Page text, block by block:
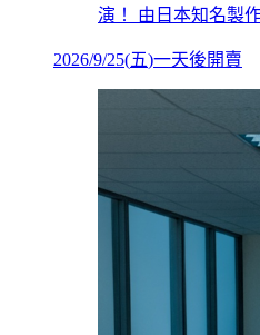
演！ 由日本知名製
2026/9/25(五)一天後開賣